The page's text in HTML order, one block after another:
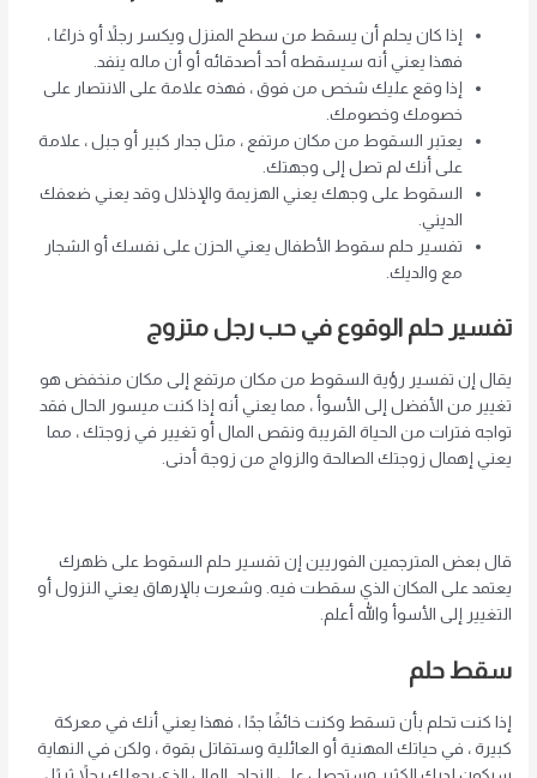
إذا كان يحلم أن يسقط من سطح المنزل ويكسر رجلاً أو ذراعًا ،
فهذا يعني أنه سيسقطه أحد أصدقائه أو أن ماله ينفد.
إذا وقع عليك شخص من فوق ، فهذه علامة على الانتصار على
خصومك وخصومك.
يعتبر السقوط من مكان مرتفع ، مثل جدار كبير أو جبل ، علامة
على أنك لم تصل إلى وجهتك.
السقوط على وجهك يعني الهزيمة والإذلال وقد يعني ضعفك
الديني.
تفسير حلم سقوط الأطفال يعني الحزن على نفسك أو الشجار
مع والديك.
تفسير حلم الوقوع في حب رجل متزوج
يقال إن تفسير رؤية السقوط من مكان مرتفع إلى مكان منخفض هو
تغيير من الأفضل إلى الأسوأ ، مما يعني أنه إذا كنت ميسور الحال فقد
تواجه فترات من الحياة القريبة ونقص المال أو تغيير في زوجتك ، مما
يعني إهمال زوجتك الصالحة والزواج من زوجة أدنى.
قال بعض المترجمين الفوريين إن تفسير حلم السقوط على ظهرك
يعتمد على المكان الذي سقطت فيه. وشعرت بالإرهاق يعني النزول أو
التغيير إلى الأسوأ والله أعلم.
سقط حلم
إذا كنت تحلم بأن تسقط وكنت خائفًا جدًا ، فهذا يعني أنك في معركة
كبيرة ، في حياتك المهنية أو العائلية وستقاتل بقوة ، ولكن في النهاية